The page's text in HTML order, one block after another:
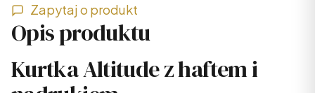
Zapytaj o produkt
Opis produktu
Kurtka Altitude z haftem i